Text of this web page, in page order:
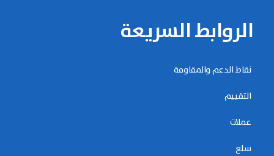
الروابط السريعة
نقاط الدعم والمقاومة
التقييم
عملات
سلع